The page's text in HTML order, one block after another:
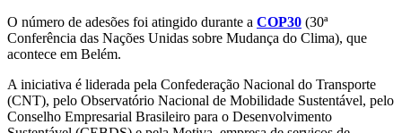
O número de adesões foi atingido durante a COP30 (30ª
Conferência das Nações Unidas sobre Mudança do Clima), que
acontece em Belém.
A iniciativa é liderada pela Confederação Nacional do Transporte
(CNT), pelo Observatório Nacional de Mobilidade Sustentável, pelo
Conselho Empresarial Brasileiro para o Desenvolvimento